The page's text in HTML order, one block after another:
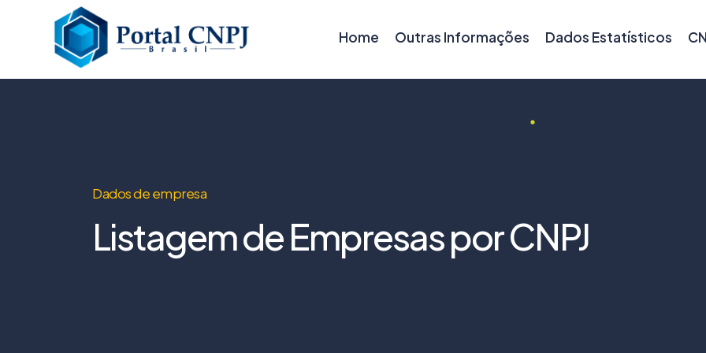
Home Outras Informações Dados Estatísticos
Dados de empresa
Listagem de Empresas por CNPJ